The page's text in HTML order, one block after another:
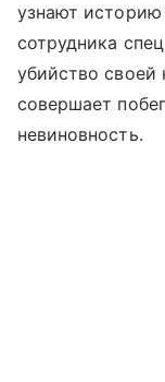
узнают
сотрудника
убийство своей
совершает
невиновность.